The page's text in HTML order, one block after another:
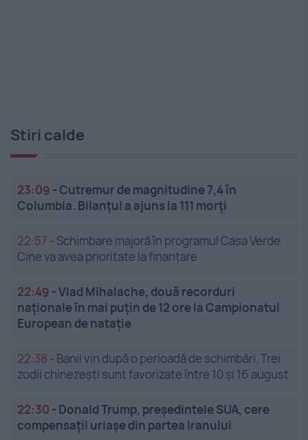
Stiri calde
23:09 -Cutremur de magnitudine 7,4 în
Columbia. Bilanțul a ajuns la 111 morți
22:57 - Schimbare majoră în programul Casa Verde.
Cine va avea prioritate la finanțare
22:49 -Vlad Mihalache, două recorduri
naționale în mai puțin de 12 ore la Campionatul
European de nataţie
22:38 - Banii vin după o perioadă de schimbări. Trei
zodii chinezești sunt favorizate între 10 și 16 august
22:30 - Donald Trump, președintele SUA, cere
compensații uriașe din partea Iranului